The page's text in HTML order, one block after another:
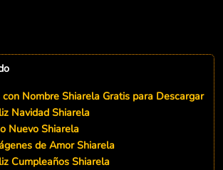
Nombre Shiarela Gratis para Descargar
Navidad Shiarela
Nuevo Shiarela
de Amor Shiarela
Cumpleaños Shiarela